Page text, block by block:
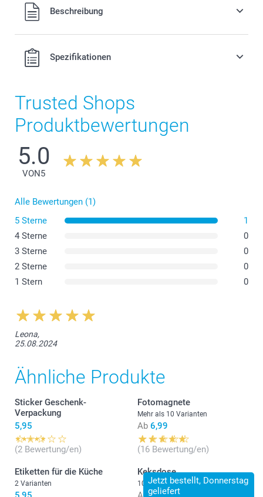
Alle Preise verstehen sich in EURO (€) inkl. MwSt. und zzgl.
Versandkosten.Beschreibung
Spezifikationen
Trusted Shops
Produktbewertungen
5.0
VON5
Alle Bewertungen (1)
5 Sterne
1
4 Sterne
0
3 Sterne
0
2 Sterne
0
1 Stern
0
Leona,
25.08.2024
Ähnliche Produkte
Sticker Geschenk-
Verpackung
5,95
(2 Bewertung/en)
Fotomagnete
Mehr als 10 Varianten
Ab 6,99
(16 Bewertung/en)
Etiketten für die Küche
2 Varianten
Jetzt bestellt, Donnerstag
geliefert
Keksdose
10 Varianten